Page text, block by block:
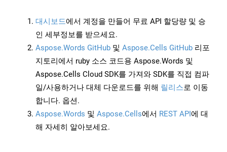
대시보드에서 계정을 만들어 무료 API 할당량 및 승
인 세부정보를 받으세요.
Aspose.Words GitHub 및 Aspose.Cells GitHub 리포
지토리에서 ruby 소스 코드용 Aspose.Words 및
Aspose.Cells Cloud SDK를 가져와 SDK를 직접 컴파
일/사용하거나 대체 다운로드를 위해 릴리스로 이동
합니다. 옵션.
Aspose.Words 및 Aspose.Cells에서 REST API에 대
해 자세히 알아보세요.